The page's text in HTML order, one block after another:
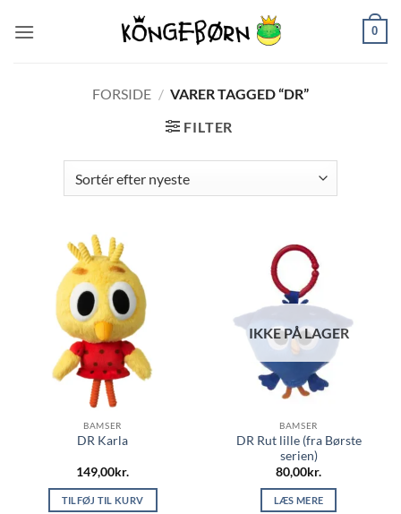
0
FORSIDE / VARER TAGGED “DR”
FILTER
BAMSER
DR Karla
149,00kr.
TILFØJ TIL KURV
IKKE PÅ LAGER
BAMSER
DR Rut lille (fra Børste
serien)
80,00kr.
LÆS MERE